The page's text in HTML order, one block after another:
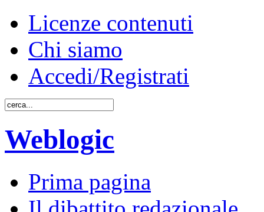
Licenze contenuti
Chi siamo
Accedi/Registrati
Weblogic
Prima pagina